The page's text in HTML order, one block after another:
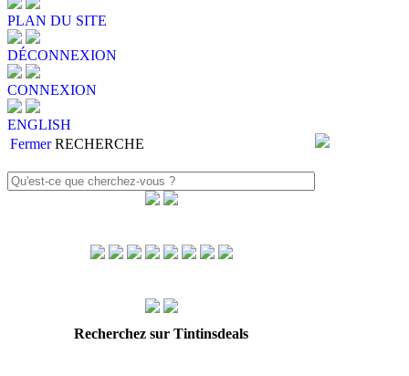
PLAN DU SITE
DÉCONNEXION
CONNEXION
ENGLISH
Fermer RECHERCHE
Recherchez sur Tintinsdeals